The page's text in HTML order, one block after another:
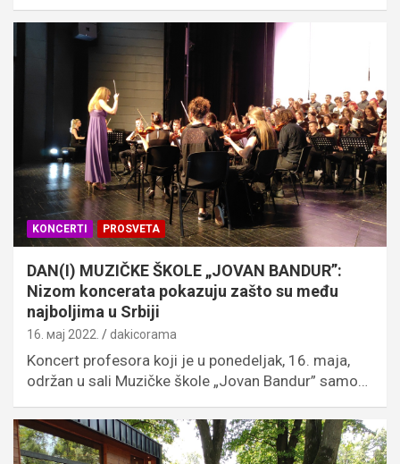
KONCERTI PROSVETA
DAN(I) MUZIČKE ŠKOLE „JOVAN BANDUR”:
Nizom koncerata pokazuju zašto su među
najboljima u Srbiji
16. мај 2022. dakicorama
Koncert profesora koji je u ponedeljak, 16. maja,
održan u sali Muzičke škole „Jovan Bandur” samo…